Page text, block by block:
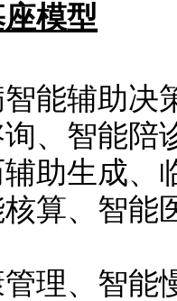
模型
能辅助决
、智能陪
助生成、
算、智能
理、 智能